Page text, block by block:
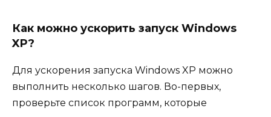
Как можно ускорить запуск Windows
XP?
Для ускорения запуска Windows XP можно
выполнить несколько шагов. Во-первых,
проверьте список программ, которые